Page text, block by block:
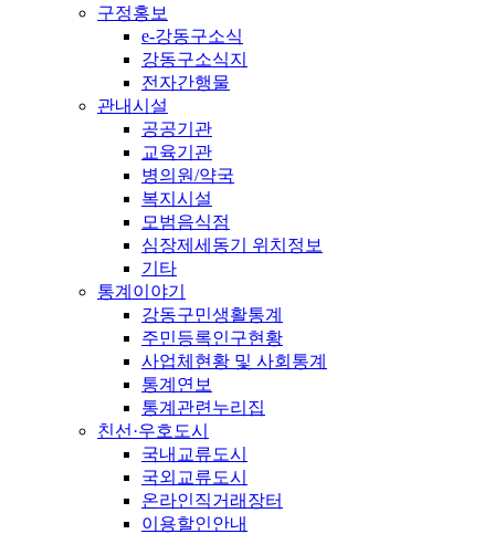
구정홍보
e-강동구소식
강동구소식지
전자간행물
관내시설
공공기관
교육기관
병의원/약국
복지시설
모범음식점
심장제세동기 위치정보
기타
통계이야기
강동구민생활통계
주민등록인구현황
사업체현황 및 사회통계
통계연보
통계관련누리집
친선·우호도시
국내교류도시
국외교류도시
온라인직거래장터
이용할인안내